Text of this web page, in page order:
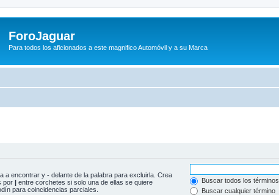
ForoJaguar
Para todos los aficionados a este magnifico Automóvil y a su Marca
a encontrar y - delante de la palabra para excluirla. Crea
por | entre corchetes si solo una de ellas se quiere
para coincidencias parciales.
Buscar todos los términos
Buscar cualquier término